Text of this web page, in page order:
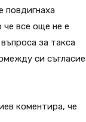
повдигнаха
все още не е
за такса
си съгласие
коментира, че